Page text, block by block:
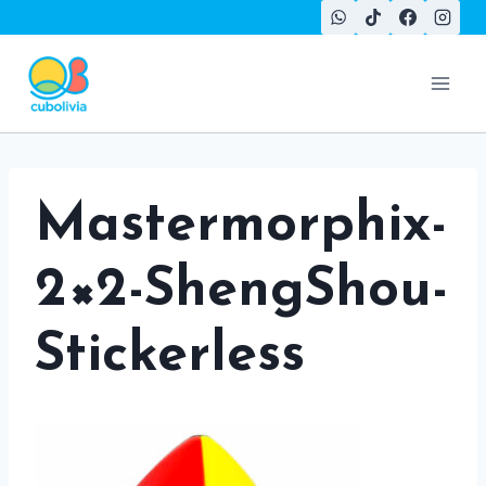
contenido
Mastermorphix-
2×2-ShengShou-
Stickerless